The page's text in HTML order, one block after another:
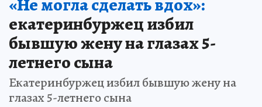
«Не могла сделать вдох»:
екатеринбуржец избил
бывшую жену на глазах 5-
летнего сына
Екатеринбуржец избил бывшую жену на
глазах 5-летнего сына